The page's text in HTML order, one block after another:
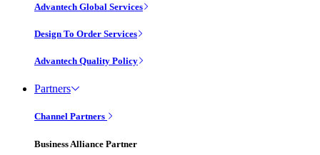
Advantech Global Services
Design To Order Services
Advantech Quality Policy
Partners
Channel Partners
Business Alliance Partner